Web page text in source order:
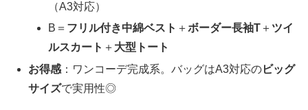
（A3対応）
B＝ フリル付き中綿ベスト ＋ボーダー長袖T ＋ ツイ
ルスカート ＋ 大型トート
お得感 ：ワンコーデ完成系。バッグはA3対応のビッグ
サイズで実用性◎